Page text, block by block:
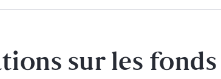
sur les